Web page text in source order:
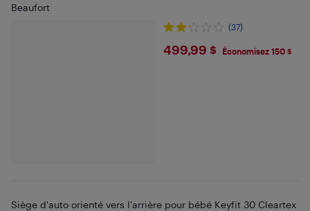
Beaufort
(37)
$499.99
499,99 $ Économisez 150 $
Siège d'auto orienté vers l'arrière pour bébé Keyfit 30 Cleartex